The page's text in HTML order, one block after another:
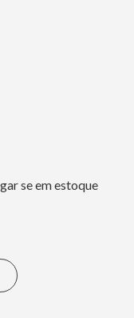
se em estoque